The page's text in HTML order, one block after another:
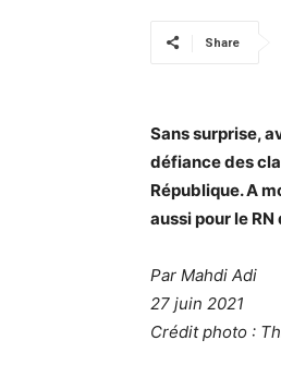
Share
Sans surprise,
défiance des
République. A
aussi pour le
Par Mahdi Adi
27 juin 2021
Crédit photo :